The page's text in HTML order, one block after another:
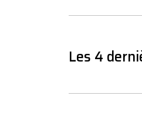
Les 4